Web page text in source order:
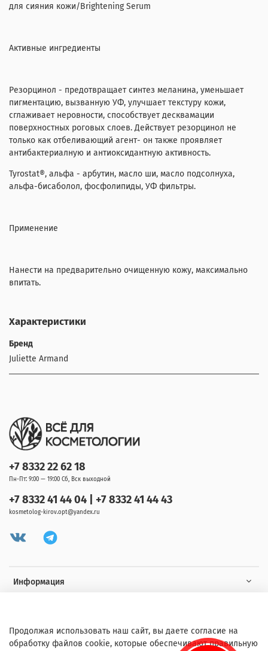
для сияния кожи/Brightening Serum
Активные ингредиенты
Резорцинол - предотвращает синтез меланина, уменьшает
пигментацию, вызванную УФ, улучшает текстуру кожи,
сглаживает неровности, способствует десквамации
поверхностных роговых слоев. Действует резорцинол не
только как отбеливающий агент- он также проявляет
антибактериалную и антиоксидантную активность.
Tyrostat®, альфа - арбутин, масло ши, масло подсолнуха,
альфа-бисаболол, фосфолипиды, УФ фильтры.
Применение
Нанести на предварительно очищенную кожу, максимально
впитать.
Характеристики
Бренд
Juliette Armand
Информация
+7 8332 22 62 18
Пн-Пт: 9:00 — 19:00 Сб, Вск выходной
+7 8332 41 44 04 | +7 8332 41 44 43
kosmetolog-kirov.opt@yandex.ru
Продолжая использовать наш сайт, вы даете согласие на
обработку файлов cookie, которые обеспечивают правильную